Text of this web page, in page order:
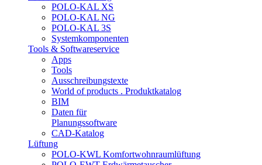
POLO-KAL XS
POLO-KAL NG
POLO-KAL 3S
Systemkomponenten
Tools & Softwareservice
Apps
Tools
Ausschreibungstexte
World of products . Produktkatalog
BIM
Daten für
Planungssoftware
CAD-Katalog
Lüftung
POLO-KWL Komfortwohnraumlüftung